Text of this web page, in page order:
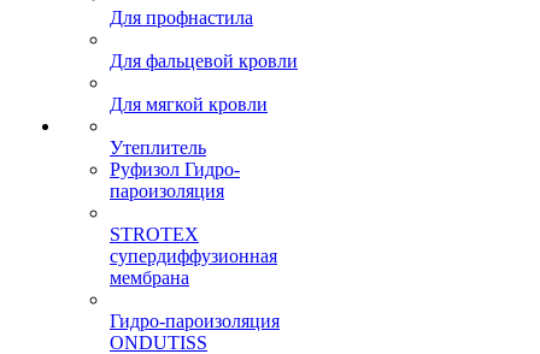
Для профнастила
Для фальцевой кровли
Для мягкой кровли
Утеплитель
Руфизол Гидро-
пароизоляция
STROTEX
супердиффузионная
мембрана
Гидро-пароизоляция
ONDUTISS